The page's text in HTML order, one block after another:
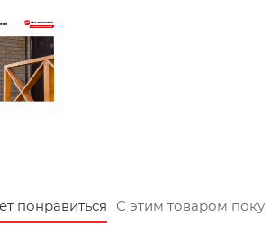
понравиться С этим товаром